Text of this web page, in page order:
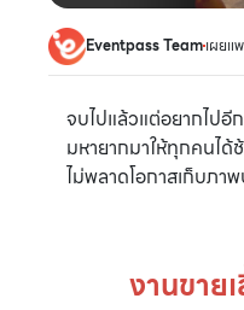
Eventpass Teamเผยแ
จบไปแล้วแต่อยากไปอี
มหายากมาให้ทุกคนไ
ไม่พลาดโอกาสเก็บภ
งานขาย